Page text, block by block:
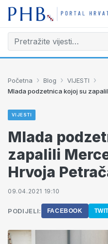
Početna › Blog › VIJESTI ›
Mlada podzetnica kojoj su
VIJESTI
Mlada
zapalili
Hrvoja
09.04.2021 19:10
PODIJELI: FACEBOOK